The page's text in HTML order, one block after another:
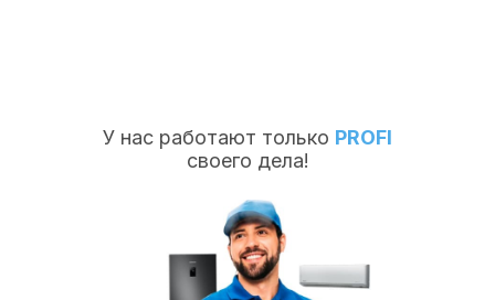
У нас работают только PROFI
своего дела!